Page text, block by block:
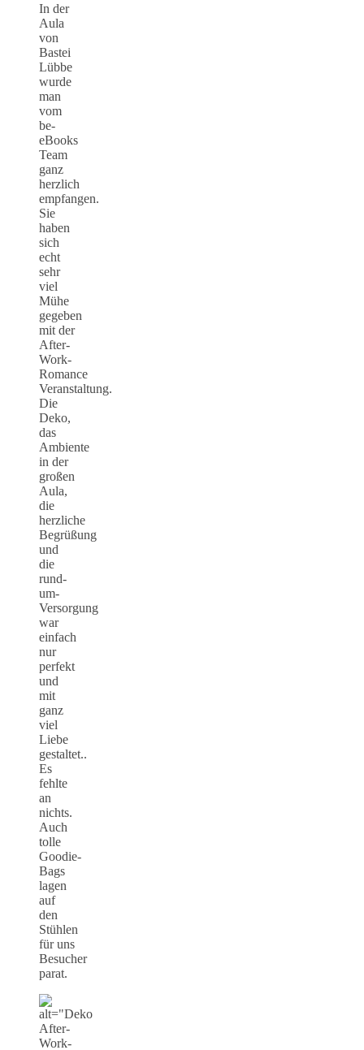
In der
Aula
von
Bastei
Lübbe
wurde
man
vom
be-
eBooks
Team
ganz
herzlich
empfangen.
Sie
haben
sich
echt
sehr
viel
Mühe
gegeben
mit der
After-
Work-
Romance
Veranstaltung.
Die
Deko,
das
Ambiente
in der
großen
Aula,
die
herzliche
Begrüßung
und
die
rund-
um-
Versorgung
war
einfach
nur
perfekt
und
mit
ganz
viel
Liebe
gestaltet..
Es
fehlte
an
nichts.
Auch
tolle
Goodie-
Bags
lagen
auf
den
Stühlen
für uns
Besucher
parat.